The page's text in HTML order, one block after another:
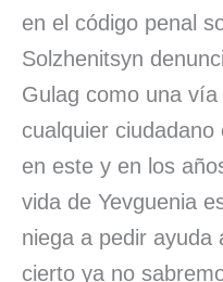
en el código penal
Solzhenitsyn
Gulag como una
cualquier
en este y en los
vida de Yevguenia
niega a pedir ayuda
cierto ya no